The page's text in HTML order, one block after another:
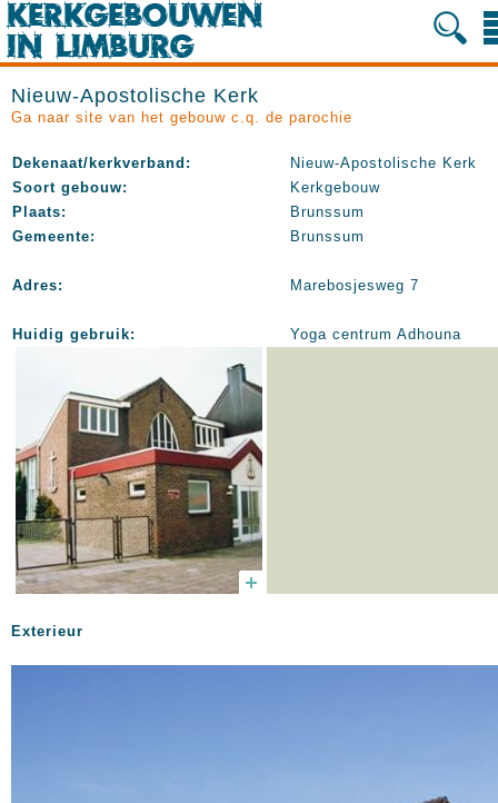
Nieuw-Apostolische Kerk
Ga naar site van het gebouw c.q. de parochie
Dekenaat/kerkverband:
Nieuw-Apostolische Kerk
Soort gebouw:
Kerkgebouw
Plaats:
Brunssum
Gemeente:
Brunssum
Adres: Marebosjesweg 7
Huidig gebruik: Yoga centrum Adhouna
Exterieur